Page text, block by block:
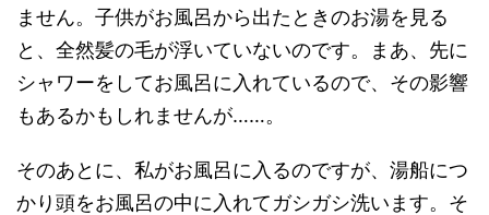
ません。子供がお風呂から出たときのお湯を見る
と、全然髪の毛が浮いていないのです。まあ、先に
シャワーをしてお風呂に入れているので、その影響
もあるかもしれませんが……。
そのあとに、私がお風呂に入るのですが、湯船につ
かり頭をお風呂の中に入れてガシガシ洗います。そ